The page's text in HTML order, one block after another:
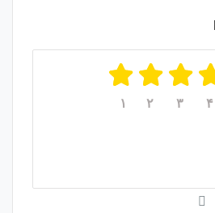
۱ ۲ ۳ ۴